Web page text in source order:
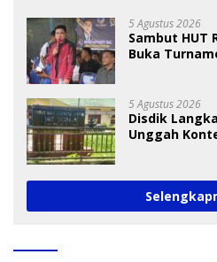
5 Agustus 2026
Sambut HUT
Buka
5 Agustus 2026
Disdik
Unggah